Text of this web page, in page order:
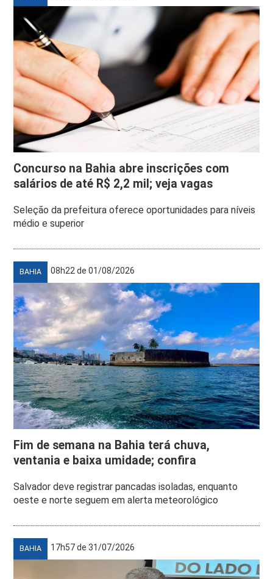
Concurso na Bahia abre inscrições com
salários de até R$ 2,2 mil; veja vagas
Seleção da prefeitura oferece oportunidades para níveis
médio e superior
BAHIA 08h22 de 01/08/2026
Fim de semana na Bahia terá chuva,
ventania e baixa umidade; confira
Salvador deve registrar pancadas isoladas, enquanto
oeste e norte seguem em alerta meteorológico
BAHIA 17h57 de 31/07/2026